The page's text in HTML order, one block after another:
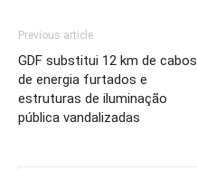
Previous article
GDF substitui 12 km de cabos
de energia furtados e
estruturas de iluminação
pública vandalizadas